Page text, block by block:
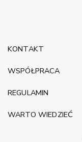
KONTAKT
WSPÓŁPRACA
REGULAMIN
WARTO WIEDZIEĆ